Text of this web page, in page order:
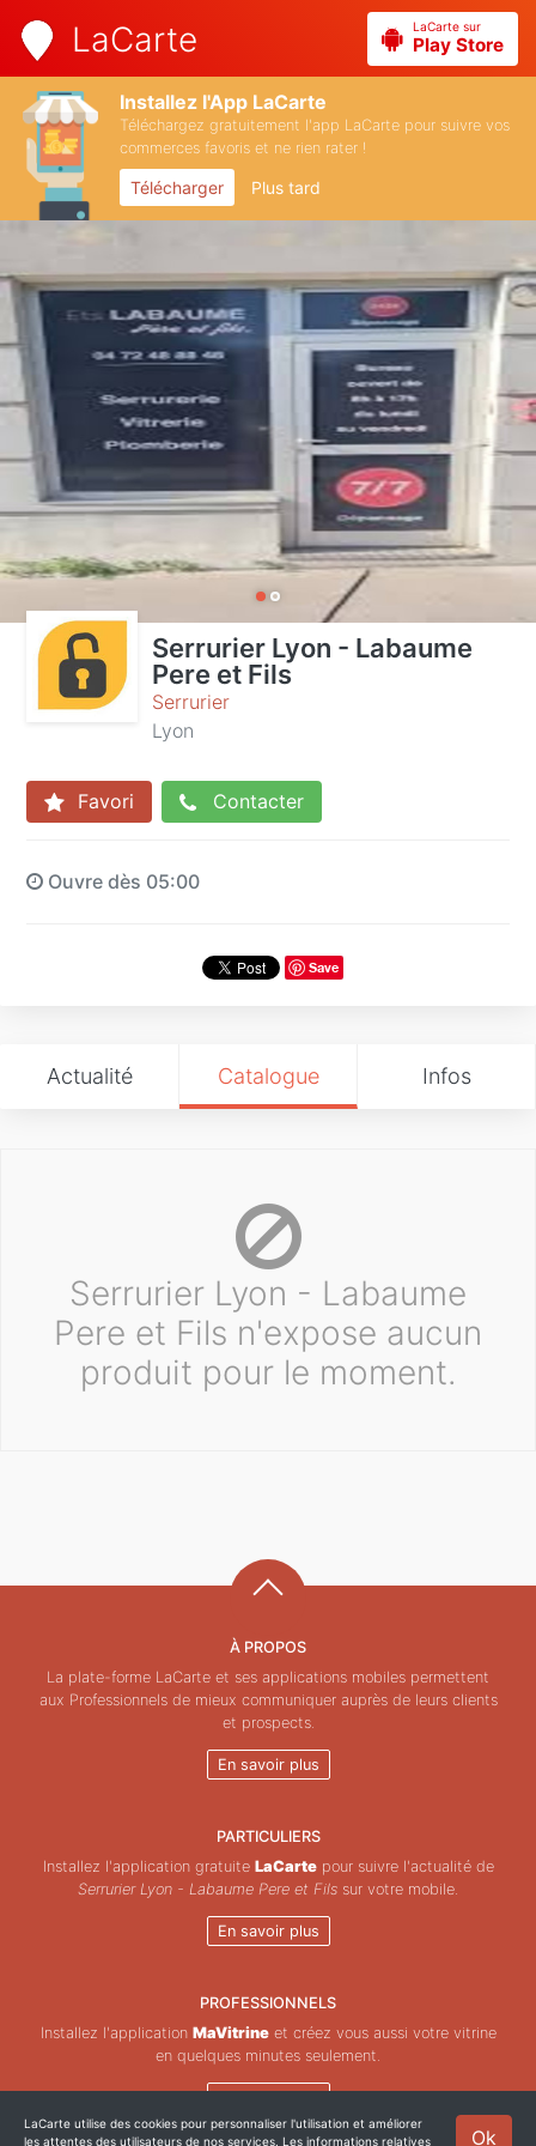
LaCarte LaCarte sur
Play Store
Installez l'App LaCarte
Téléchargez gratuitement l'app LaCarte pour suivre vos
commerces favoris et ne rien rater !
Télécharger Plus tard
Serrurier Lyon - Labaume
Pere et Fils
Serrurier
Lyon
Favori Contacter
Ouvre dès 05:00
Save
Actualité Catalogue Infos
Serrurier Lyon - Labaume
Pere et Fils n'expose aucun
produit pour le moment.
À PROPOS
La plate-forme LaCarte et ses applications mobiles permettent
aux Professionnels de mieux communiquer auprès de leurs clients
et prospects.
En savoir plus
PARTICULIERS
Installez l'application gratuite LaCartepour suivre l'actualité de
Serrurier Lyon - Labaume Pere et Fils sur votre mobile.
En savoir plus
PROFESSIONNELS
Installez l'application MaVitrineet créez vous aussi votre vitrine
en quelques minutes seulement.
En savoir plus
Ok
LaCarte utilise des cookies pour personnaliser l'utilisation et améliorer
les attentes des utilisateurs de nos services. Les informations relatives